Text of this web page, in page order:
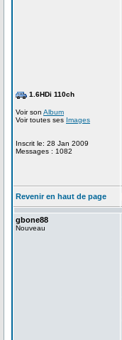
1.6HDi 110ch
Voir son Album
Voir toutes ses Images
Inscrit le: 28 Jan 2009
Messages : 1082
Revenir en haut de page
gbone88
Nouveau